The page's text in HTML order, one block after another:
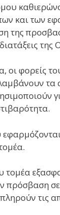
και των
της
της
φορείς
τα
τομέα
πρόσβαση
τις